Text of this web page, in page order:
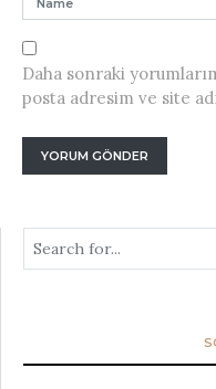
Daha sonraki
posta adresim ve site